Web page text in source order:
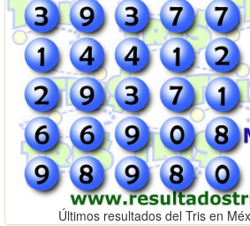
Últimos resultados del Tris en